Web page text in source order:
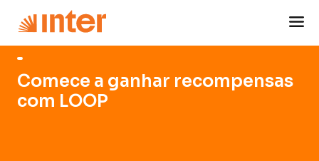
Comece a ganhar recompensas
com LOOP
Navigated to Comece a ganhar recompensas com LOOP